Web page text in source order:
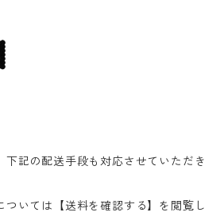
下記の配送手段も対応させていただき
ついては【送料を確認する】を閲覧し